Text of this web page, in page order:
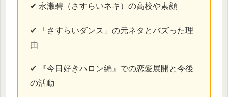
✔ 永瀬碧（さすらいネキ）の高校や素顔
✔ 「さすらいダンス」の元ネタとバズった理
由
✔ 『今日好きハロン編』での恋愛展開と今後
の活動